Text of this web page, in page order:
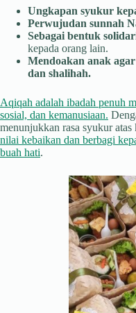
Ungkapan syukur
Perwujudan sunnah
Sebagai bentuk
kepada orang lain.
Mendoakan anak
dan shalihah.
Aqiqah adalah ibadah penuh
sosial, dan kemanusiaan.
menunjukkan rasa syukur
nilai kebaikan dan berbagi
buah hati.